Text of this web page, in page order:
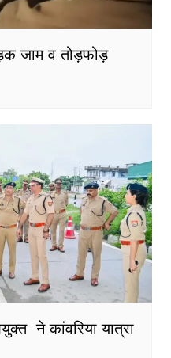
जाम व तोड़फोड़
ने कांवरिया यात्रा